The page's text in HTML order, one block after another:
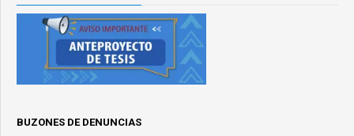
BUZONES DE DENUNCIAS